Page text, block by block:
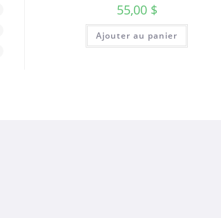
55,00 $
Ajouter au panier